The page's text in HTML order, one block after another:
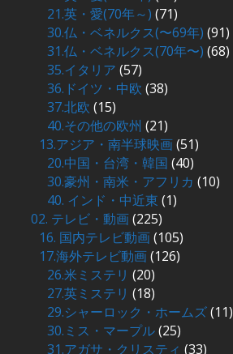
21.英・愛(70年～) (71)
30.仏・ベネルクス(〜69年) (91)
31.仏・ベネルクス(70年〜) (68)
35.イタリア (57)
36.ドイツ・中欧 (38)
37.北欧 (15)
40.その他の欧州 (21)
13.アジア・南半球映画(51)
20.中国・台湾・韓国 (40)
30.豪州・南米・アフリカ (10)
40. インド・中近東 (1)
02. テレビ・動画(225)
16. 国内テレビ動画(105)
17.海外テレビ動画(126)
26.米ミステリ (20)
27.英ミステリ (18)
29.シャーロック・ホームズ(11)
30.ミス・マープル(25)
31.アガサ・クリスティ (33)